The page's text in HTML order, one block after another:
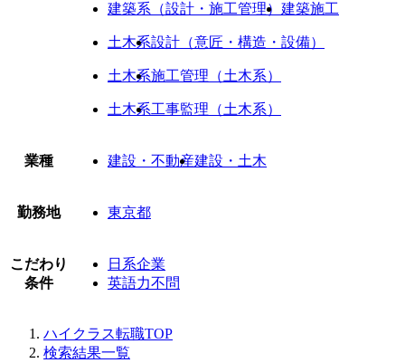
建築系（設計・施工管理） 建築施工
土木系設計（意匠・構造・設備）
土木系施工管理（土木系）
土木系工事監理（土木系）
業種 建設・不動産建設・土木
勤務地 東京都
こだわり
条件
日系企業
英語力不問
ハイクラス転職TOP
検索結果一覧